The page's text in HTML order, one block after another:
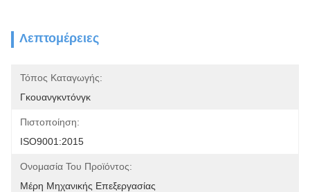
Λεπτομέρειες
Τόπος Καταγωγής:
Γκουανγκντόνγκ
Πιστοποίηση:
ISO9001:2015
Ονομασία Του Προϊόντος:
Μέρη Μηχανικής Επεξεργασίας